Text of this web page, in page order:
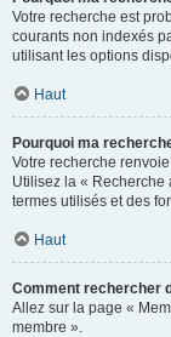
Votre recherche est
courants non indexés
utilisant les options
Haut
Pourquoi ma
Votre recherche
Utilisez la « Recherche
termes utilisés et des
Haut
Comment rechercher
Allez sur la page «
membre ».